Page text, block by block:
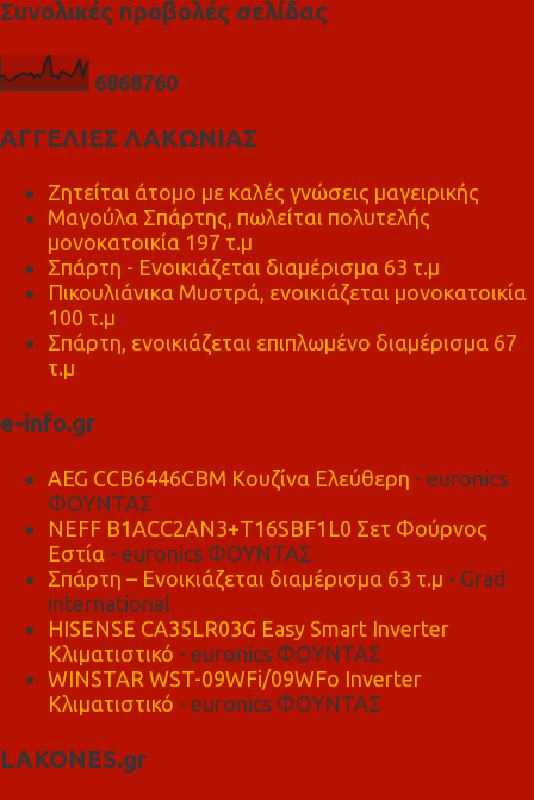
Συνολικές προβολές σελίδας
6868760
ΑΓΓΕΛΙΕΣ ΛΑΚΩΝΙΑΣ
Ζητείται άτομο με καλές γνώσεις μαγειρικής
Μαγούλα Σπάρτης, πωλείται πολυτελής
μονοκατοικία 197 τ.μ
Σπάρτη - Ενοικιάζεται διαμέρισμα 63 τ.μ
Πικουλιάνικα Μυστρά, ενοικιάζεται μονοκατοικία
100 τ.μ
Σπάρτη, ενοικιάζεται επιπλωμένο διαμέρισμα 67
τ.μ
e-info.gr
AEG CCB6446CBM Κουζίνα Ελεύθερη - euronics
ΦΟΥΝΤΑΣ
NEFF B1ACC2AN3+T16SBF1L0 Σετ Φούρνος
Εστία - euronics ΦΟΥΝΤΑΣ
Σπάρτη – Ενοικιάζεται διαμέρισμα 63 τ.μ - Grad
international
HISENSE CA35LR03G Easy Smart Inverter
Κλιματιστικό - euronics ΦΟΥΝΤΑΣ
WINSTAR WST-09WFi/09WFo Inverter
Κλιματιστικό - euronics ΦΟΥΝΤΑΣ
LAKONES.gr